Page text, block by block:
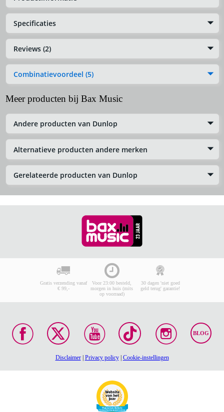
Specificaties
Reviews (2)
Combinatievoordeel (5)
Meer producten bij Bax Music
Andere producten van Dunlop
Alternatieve producten andere merken
Gerelateerde producten van Dunlop
Gratis verzending vanaf
€ 99,-
Voor 23:00 besteld,
morgen in huis (mits
op voorraad)
30 dagen 'niet goed
geld terug' garantie!
BLOG
Disclaimer| Privacy policy| Cookie-instellingen